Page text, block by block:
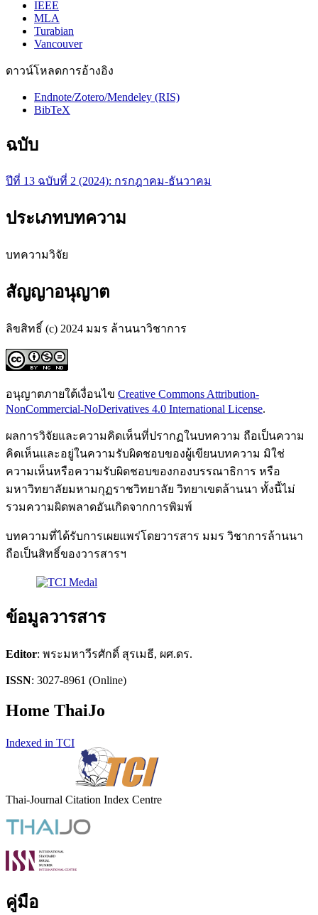
IEEE
MLA
Turabian
Vancouver
ดาวน์โหลดการอ้างอิง
Endnote/Zotero/Mendeley (RIS)
BibTeX
ฉบับ
ปีที่ 13 ฉบับที่ 2 (2024): กรกฎาคม-ธันวาคม
ประเภทบทความ
บทความวิจัย
สัญญาอนุญาต
ลิขสิทธิ์ (c) 2024 มมร ล้านนาวิชาการ
อนุญาตภายใต้เงื่อนไข Creative Commons Attribution-
NonCommercial-NoDerivatives 4.0 International License.
ผลการวิจัยและความคิดเห็นที่ปรากฏในบทความ ถือเป็นความ
คิดเห็นและอยู่ในความรับผิดชอบของผู้เขียนบทความ มิใช่
ความเห็นหรือความรับผิดชอบของกองบรรณาธิการ หรือ
มหาวิทยาลัยมหามกุฏราชวิทยาลัย วิทยาเขตล้านนา ทั้งนี้ไม่
รวมความผิดพลาดอันเกิดจากการพิมพ์
บทความที่ได้รับการเผยแพร่โดยวารสาร มมร วิชาการล้านนา
ถือเป็นสิทธิ์ของวารสารฯ
ข้อมูลวารสาร
Editor: พระมหาวีรศักดิ์ สุรเมธี, ผศ.ดร.
ISSN: 3027-8961 (Online)
Home ThaiJo
Indexed in TCI
Thai-Journal Citation Index Centre
คู่มือ